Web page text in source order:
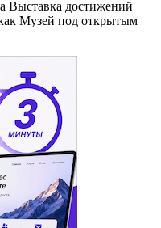
Выставка достижений
Музей под открытым